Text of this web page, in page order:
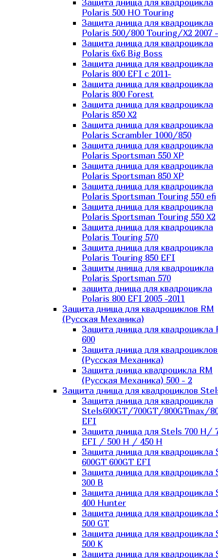
Защита днища для квадроцикла
Polaris 500 HO Touring
Защита днища для квадроцикла
Polaris 500/800 Touring/X2 2007 -
Защита днища для квадроцикла
Polaris 6х6 Big Boss
Защита днища для квадроцикла
Polaris 800 EFI с 2011-
Защита днища для квадроцикла
Polaris 800 Forest
Защита днища для квадроцикла
Polaris 850 X2
Защита днища для квадроцикла
Polaris Scrambler 1000/850
Защита днища для квадроцикла
Polaris Sportsman 550 XP
Защита днища для квадроцикла
Polaris Sportsman 850 XP
Защита днища для квадроцикла
Polaris Sportsman Touring 550 efi
Защита днища для квадроцикла
Polaris Sportsman Touring 550 X2
Защита днища для квадроцикла
Polaris Touring 570
Защита днища для квадроцикла
Polaris Touring 850 EFI
Защиты днища для квадроцикла
Polaris Sportsman 570
защита днища для квадроцикла
Polaris 800 EFI 2005 -2011
Защита днища для квадроциклов RM
(Русская Механика)
Защита днища для квадроцикла
600
Защита днища для
(Русская Механика)
Защита днища квадроцикла RM
(Русская Механика) 500 - 2
Защита днища для квадроциклов
Защита днища для квадроцикла
Stels600GT/700GT/800GTmax/
EFI
Защита днища для Stels 700 H/
EFI / 500 H / 450 H
Защита днища для квадроцикла
600GT 600GT EFI
Защита днища для квадроцикла
300 B
Защита днища для квадроцикла
400 Hunter
Защита днища для квадроцикла
500 GT
Защита днища для квадроцикла
500 K
Защита днища для квадроцикла